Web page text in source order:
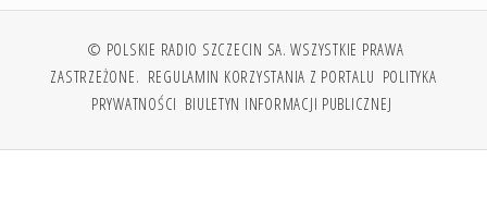
© POLSKIE RADIO SZCZECIN SA. WSZYSTKIE PRAWA
ZASTRZEŻONE. REGULAMIN KORZYSTANIA Z PORTALU POLITYKA
PRYWATNOŚCI BIULETYN INFORMACJI PUBLICZNEJ